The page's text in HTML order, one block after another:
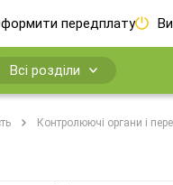
передплату
Всі розділи
Контролюючі органи і